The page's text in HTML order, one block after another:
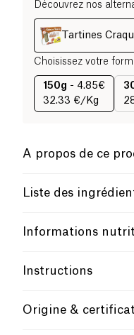
Découvrez nos
Tartines
Choisissez votre
150g - 4.85€
32.33 €/Kg
A propos de ce
Vegan
Faible Teneur
French Company
Liste des
*Issu de l’agriculture
Informations
Valeur pour100g / 100ml
Énergie (kJ / kcal)
Instructions
Origine &